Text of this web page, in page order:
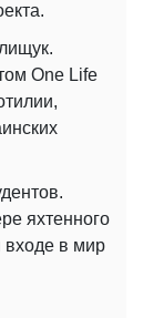
One Life
яхтенного
входе в мир